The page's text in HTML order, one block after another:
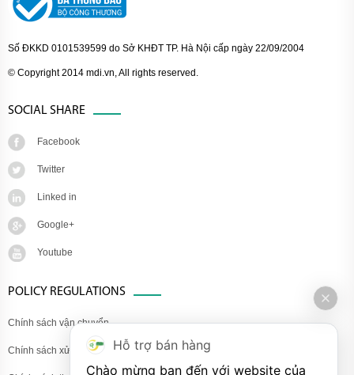
Số ĐKKD 0101539599 do Sở KHĐT TP. Hà Nội cấp ngày 22/09/2004
© Copyright 2014 mdi.vn, All rights reserved.
SOCIAL SHARE
Facebook
Twitter
Linked in
Google+
Youtube
POLICY REGULATIONS
Chính sách vận chuyển
Chính sách xử lý khiếu nạiHỗ trợ bán hàng
Chào mừng bạn đến với website của